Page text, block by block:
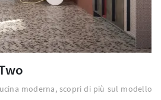
moderna, scopri di più sul modello